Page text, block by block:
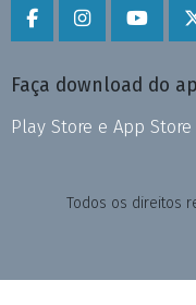
Faça download do
Play Store e App Store
Todos os direitos